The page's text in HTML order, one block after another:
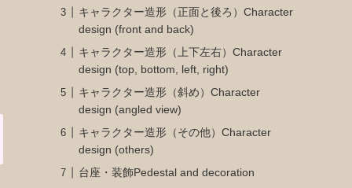
キャラクター造形（正面と後ろ）Character
design (front and back)
キャラクター造形（上下左右）Character
design (top, bottom, left, right)
キャラクター造形（斜め）Character
design (angled view)
キャラクター造形（その他）Character
design (others)
台座・装飾Pedestal and decoration